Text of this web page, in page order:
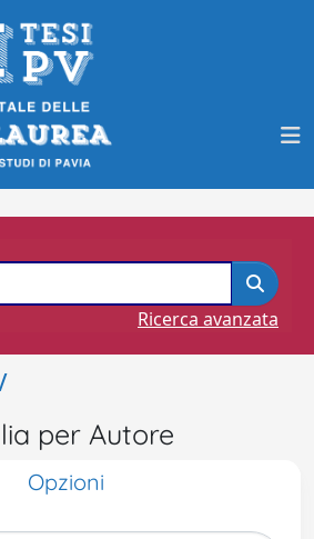
Ricerca avanzata
per Autore
Opzioni